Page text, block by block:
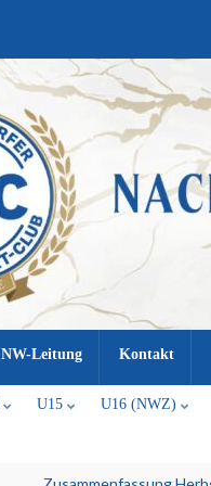
NW-Leitung Kontakt
U15 U16 (NWZ)